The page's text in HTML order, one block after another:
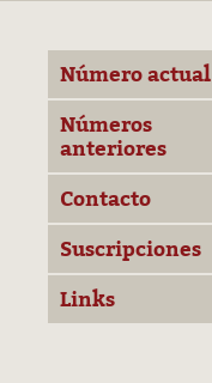
Número actual
Números
anteriores
Contacto
Suscripciones
Links